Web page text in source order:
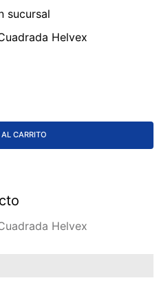
sucursal
Helvex
CARRITO
Helvex